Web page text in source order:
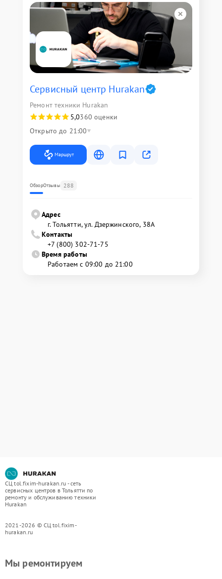
Сервисный центр Hurakan
Ремонт техники Hurakan
5,0360 оценки
Открыто до 21:00
Маршрут
ОбзорОтзывы 288
Адрес
г. Тольятти, ул. Дзержинского, 38А
Контакты
+7 (800) 302-71-75
Время работы
Работаем с 09:00 до 21:00
СЦ tol.fixim-hurakan.ru - сеть
сервисных центров в Тольятти по
ремонту и обслуживанию техники
Hurakan
2021-2026 © СЦ tol.fixim-
hurakan.ru
Мы ремонтируем